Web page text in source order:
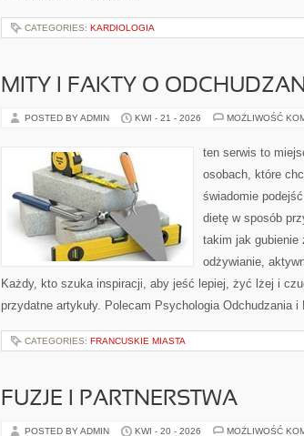
CATEGORIES: KARDIOLOGIA
MITY I FAKTY O
POSTED BY ADMIN KWI - 21 - 2026 MOŻLIWOŚĆ
ten serwis to
osobach, które
świadomie
dietę w sposób
takim jak gubienie
odżywianie,
Każdy, kto szuka inspiracji, aby jeść lepiej, żyć lżej i
przydatne artykuły. Polecam Psychologia
CATEGORIES: FRANCUSKIE MIASTA
FUZJE I PARTNERSTWA
POSTED BY ADMIN KWI - 20 - 2026 MOŻLIWOŚĆ